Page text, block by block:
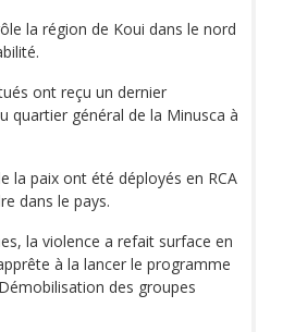
la région de Koui dans le nord
ont reçu un dernier
quartier général de la Minusca à
la paix ont été déployés en RCA
dans le pays.
la violence a refait surface en
à la lancer le programme
des groupes